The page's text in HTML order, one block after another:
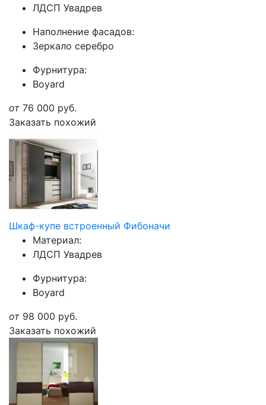
ЛДСП Увадрев
Наполнение фасадов:
Зеркало серебро
Фурнитура:
Boyard
от 76 000 руб.
Заказать похожий
Шкаф-купе встроенный Фибоначи
Материал:
ЛДСП Увадрев
Фурнитура:
Boyard
от 98 000 руб.
Заказать похожий